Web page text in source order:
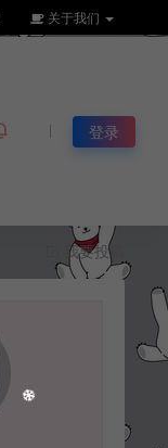
关于我们
登录
我要投稿